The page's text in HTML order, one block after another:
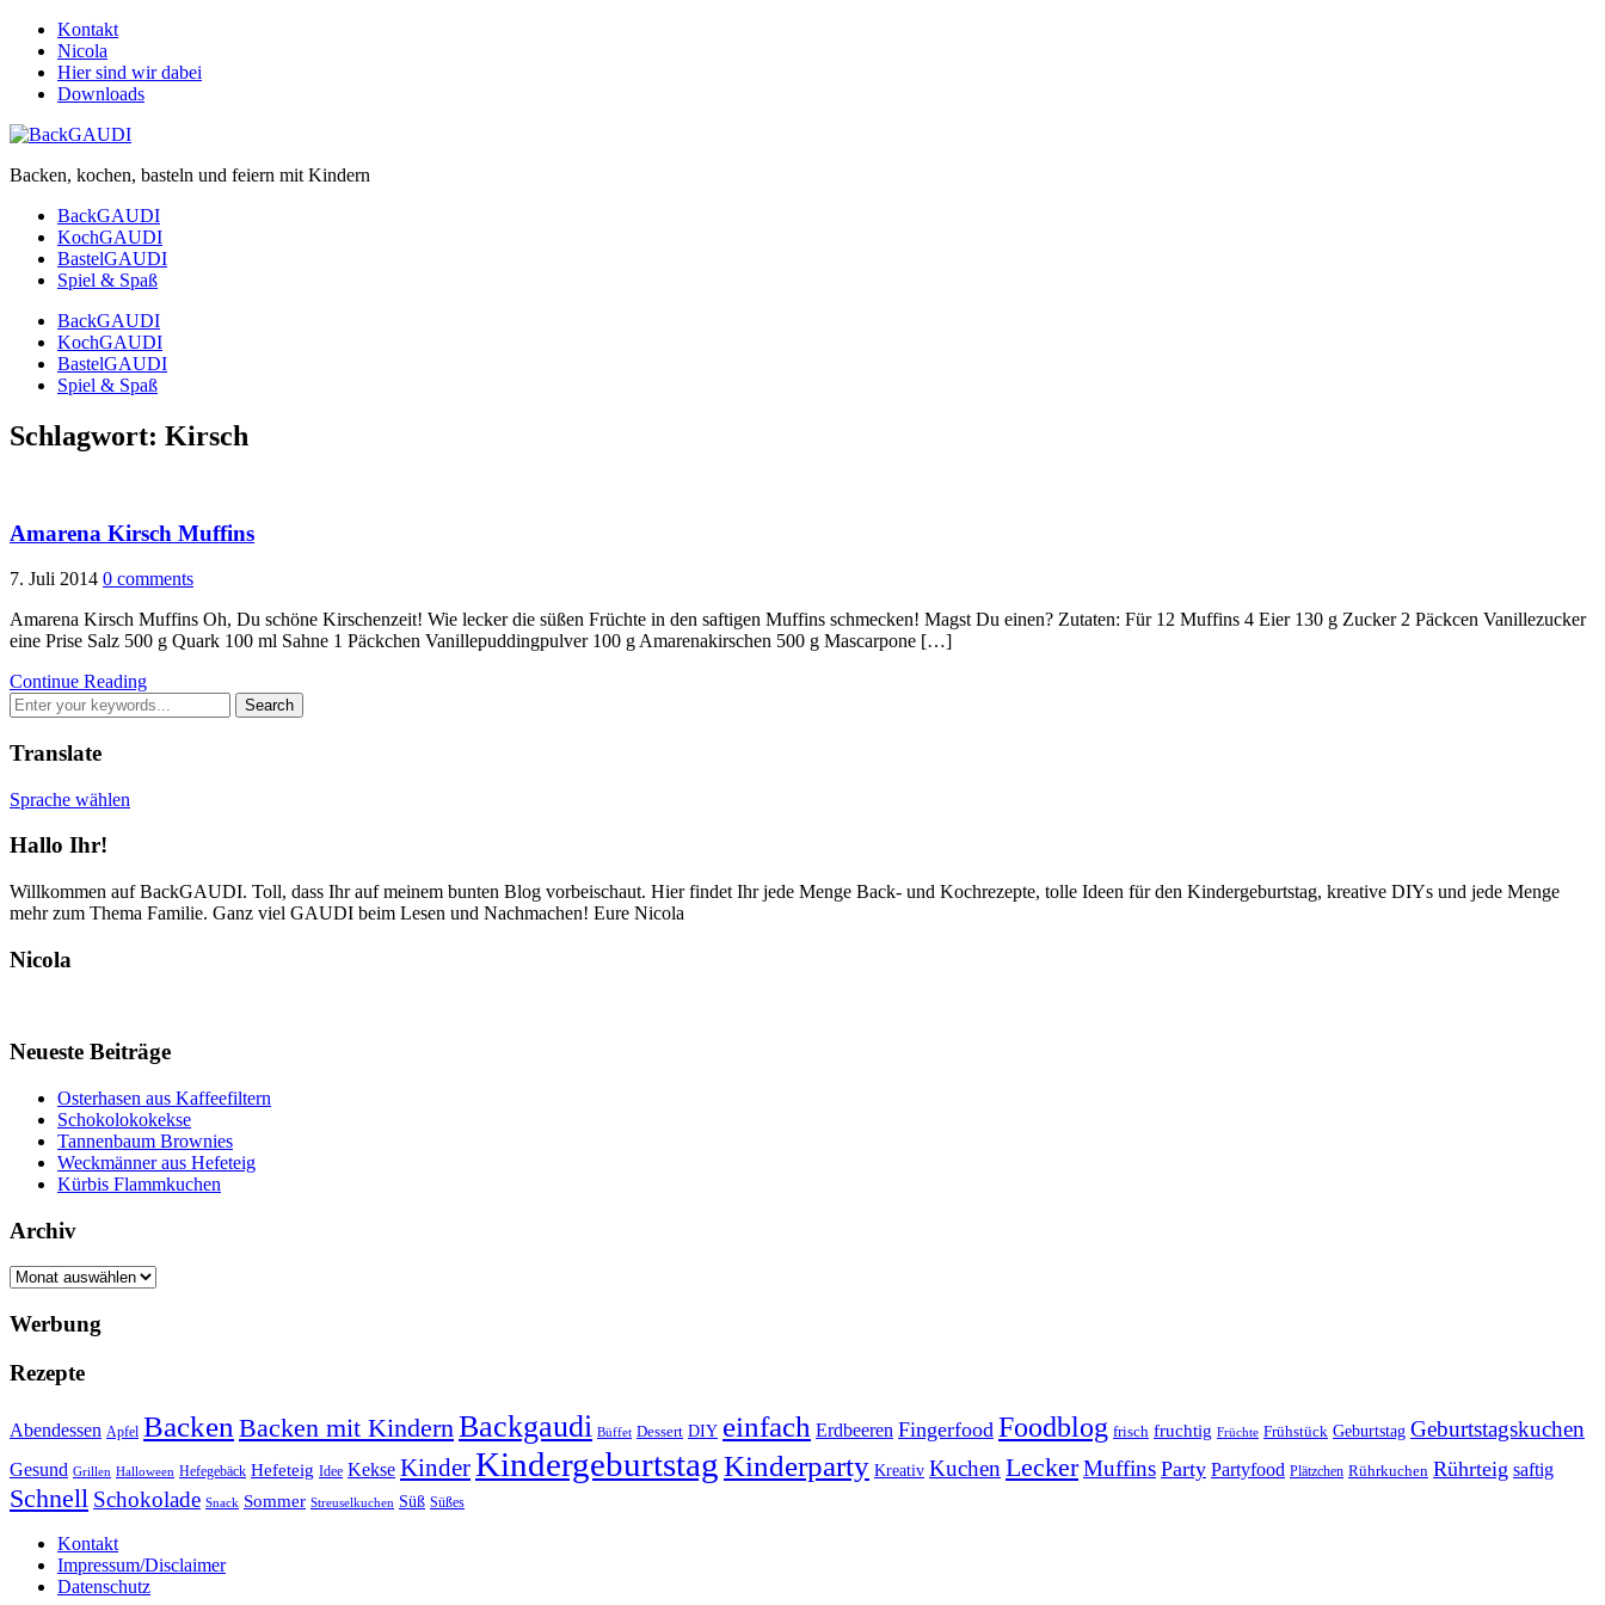
Kontakt
Nicola
Hier sind wir dabei
Downloads
Backen, kochen, basteln und feiern mit Kindern
BackGAUDI
KochGAUDI
BastelGAUDI
Spiel & Spaß
BackGAUDI
KochGAUDI
BastelGAUDI
Spiel & Spaß
Schlagwort: Kirsch
Amarena Kirsch Muffins
7. Juli 2014 0 comments
Amarena Kirsch Muffins Oh, Du schöne Kirschenzeit! Wie lecker die süßen Früchte in den saftigen Muffins schmecken! Magst Du einen? Zutaten: Für 12 Muffins 4 Eier 130 g Zucker 2 Päckcen Vanillezucker
eine Prise Salz 500 g Quark 100 ml Sahne 1 Päckchen Vanillepuddingpulver 100 g Amarenakirschen 500 g Mascarpone […]
Continue Reading
Translate
Sprache wählen
Hallo Ihr!
Willkommen auf BackGAUDI. Toll, dass Ihr auf meinem bunten Blog vorbeischaut. Hier findet Ihr jede Menge Back- und Kochrezepte, tolle Ideen für den Kindergeburtstag, kreative DIYs und jede Menge
mehr zum Thema Familie. Ganz viel GAUDI beim Lesen und Nachmachen! Eure Nicola
Nicola
Neueste Beiträge
Osterhasen aus Kaffeefiltern
Schokolokokekse
Tannenbaum Brownies
Weckmänner aus Hefeteig
Kürbis Flammkuchen
Archiv
Archiv
Werbung
Rezepte
Abendessen Apfel Backen Backen mit Kindern Backgaudi Büffet Dessert DIY einfach Erdbeeren Fingerfood Foodblog frisch fruchtig Früchte Frühstück Geburtstag Geburtstagskuchen
Gesund Grillen Halloween Hefegebäck Hefeteig Idee Kekse KinderKindergeburtstagKinderparty Kreativ Kuchen LeckerMuffins Party Partyfood Plätzchen Rührkuchen Rührteig saftig
Schnell Schokolade Snack Sommer Streuselkuchen Süß Süßes
Kontakt
Impressum/Disclaimer
Datenschutz